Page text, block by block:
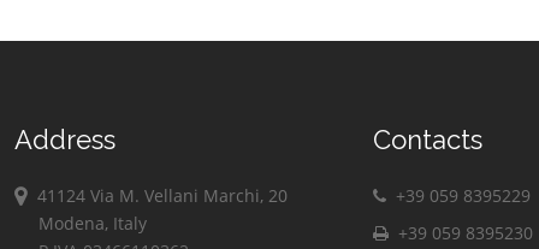
Address
41124 Via M. Vellani Marchi, 20
Modena, Italy
Contacts
+39 059 8395229
+39 059 8395230